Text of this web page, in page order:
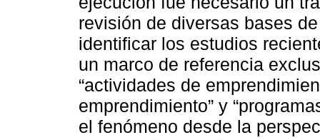
revisión de diversas bases
identificar los estudios
un marco de referencia
“actividades de
emprendimiento” y
el fenómeno desde la